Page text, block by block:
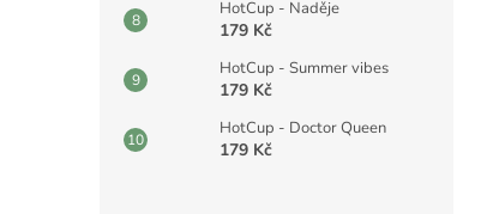
HotCup - Naděje
179 Kč
HotCup - Summer vibes
179 Kč
HotCup - Doctor Queen
179 Kč